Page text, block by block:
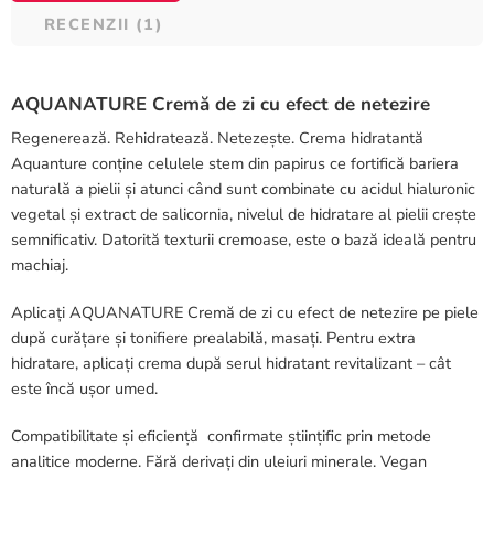
RECENZII (1)
AQUANATURE Cremă de zi cu efect de netezire
Regenerează. Rehidratează. Netezește. Crema hidratantă
Aquanture conține celulele stem din papirus ce fortifică bariera
naturală a pielii și atunci când sunt combinate cu acidul hialuronic
vegetal și extract de salicornia, nivelul de hidratare al pielii crește
semnificativ. Datorită texturii cremoase, este o bază ideală pentru
machiaj.
Aplicați AQUANATURE Cremă de zi cu efect de netezire pe piele
după curățare și tonifiere prealabilă, masați. Pentru extra
hidratare, aplicați crema după serul hidratant revitalizant – cât
este încă ușor umed.
Compatibilitate și eficiență confirmate științific prin metode
analitice moderne. Fără derivați din uleiuri minerale. Vegan